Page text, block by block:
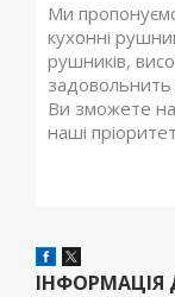
Ми
кухонні
рушників,
задовольнить
Ви зможете
наші